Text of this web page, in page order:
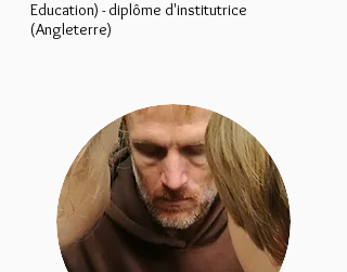
Education) - diplôme d'institutrice
(Angleterre)